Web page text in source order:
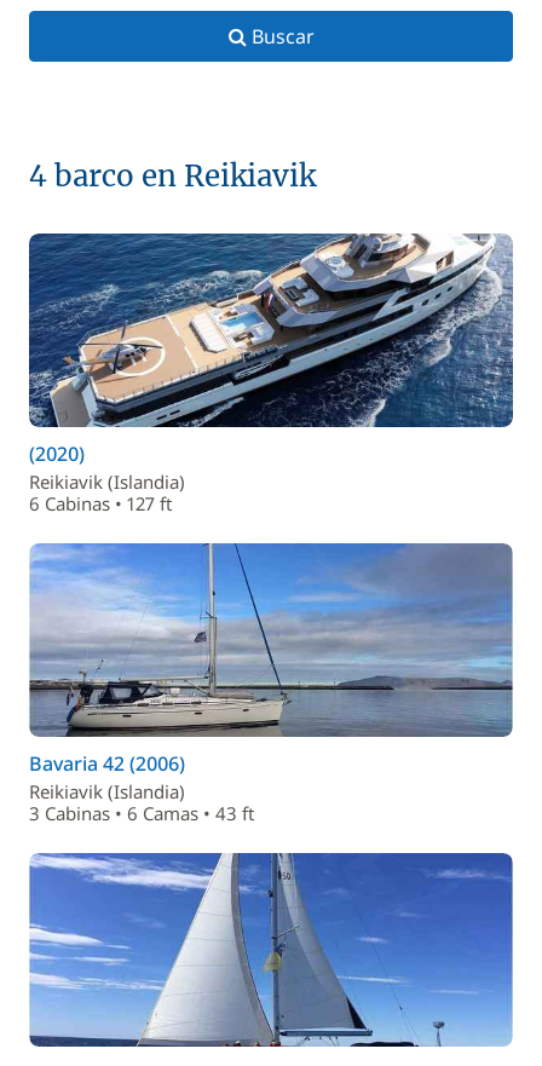
Buscar
4 barco en Reikiavik
(2020)
Reikiavik (Islandia)
6 Cabinas • 127 ft
Bavaria 42 (2006)
Reikiavik (Islandia)
3 Cabinas • 6 Camas • 43 ft